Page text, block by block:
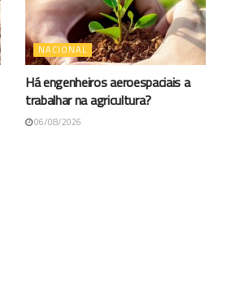
NACIONAL
Há engenheiros aeroespaciais a
trabalhar na agricultura?
06/08/2026